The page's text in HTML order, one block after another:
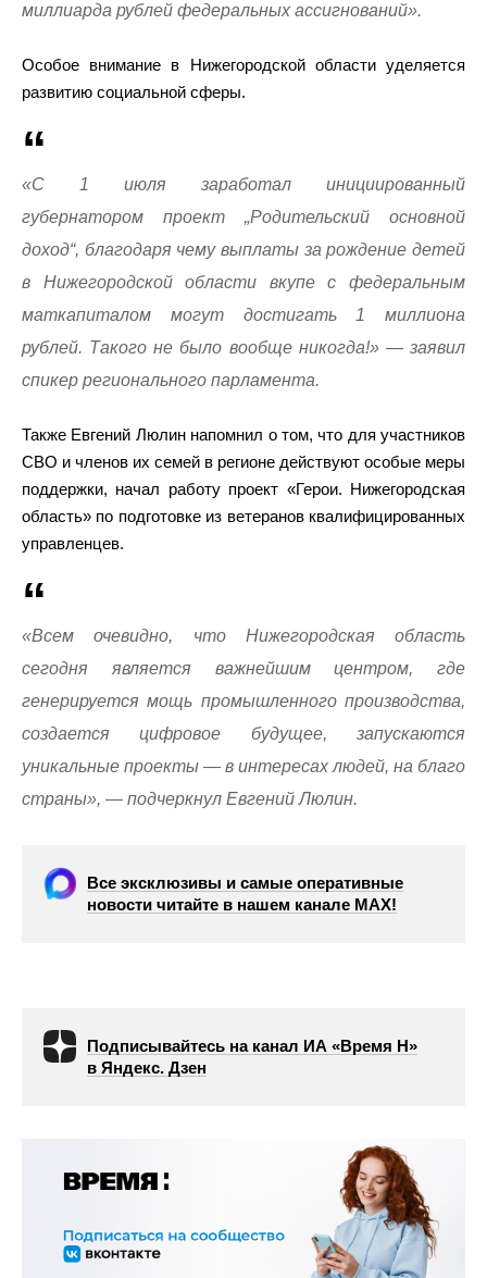
миллиарда рублей федеральных ассигнований».
Особое внимание в Нижегородской области уделяется
развитию социальной сферы.
«С 1 июля заработал инициированный
губернатором проект „Родительский основной
доход“, благодаря чему выплаты за рождение детей
в Нижегородской области вкупе с федеральным
маткапиталом могут достигать 1 миллиона
рублей. Такого не было вообще никогда!» — заявил
спикер регионального парламента.
Также Евгений Люлин напомнил о том, что для участников
СВО и членов их семей в регионе действуют особые меры
поддержки, начал работу проект «Герои. Нижегородская
область» по подготовке из ветеранов квалифицированных
управленцев.
«Всем очевидно, что Нижегородская область
сегодня является важнейшим центром, где
генерируется мощь промышленного производства,
создается цифровое будущее, запускаются
уникальные проекты — в интересах людей, на благо
страны», — подчеркнул Евгений Люлин.
Все эксклюзивы и самые оперативные
новости читайте в нашем канале МАХ!
Подписывайтесь на канал ИА «Время Н»
в Яндекс. Дзен